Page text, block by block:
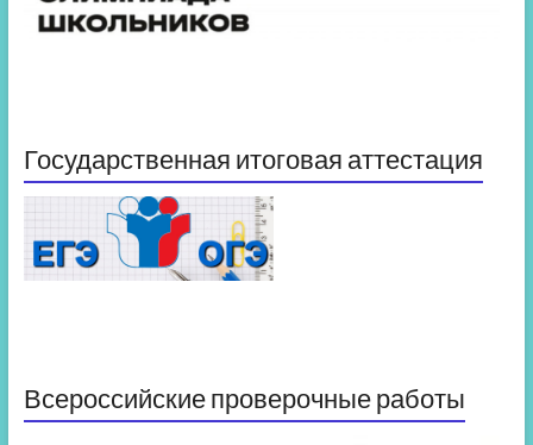
Государственная итоговая аттестация
Всероссийские проверочные работы